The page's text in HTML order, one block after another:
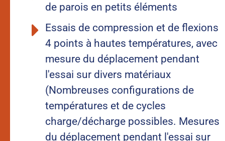
de parois en petits éléments
Essais de compression et de flexions
4 points à hautes températures, avec
mesure du déplacement pendant
l'essai sur divers matériaux
(Nombreuses configurations de
températures et de cycles
charge/décharge possibles. Mesures
du déplacement pendant l'essai sur